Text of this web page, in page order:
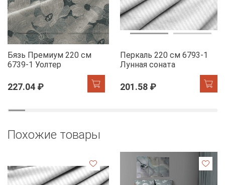
Бязь Премиум 220 см
6739-1 Уолтер
227.04 ₽
Перкаль 220 см 6793-1
Лунная соната
201.58 ₽
Похожие товары